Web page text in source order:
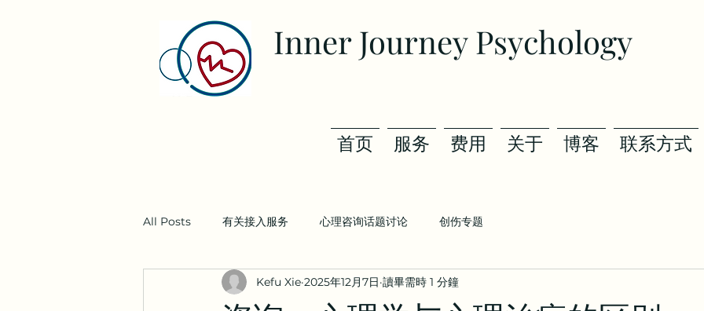
Inner Journey Psychology
首页 服务 费用 关于 博客 联系方式
All Posts 有关接入服务 心理咨询话题讨论 创伤专题
Kefu Xie 2025年12月7日 讀畢需時 1 分鐘